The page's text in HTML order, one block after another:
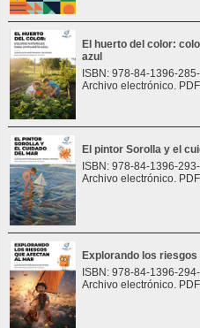
El huerto del color:
azul
ISBN: 978-84-1396-
Archivo electrónico.
El pintor Sorolla y el
ISBN: 978-84-1396-
Archivo electrónico.
Explorando los
ISBN: 978-84-1396-
Archivo electrónico.